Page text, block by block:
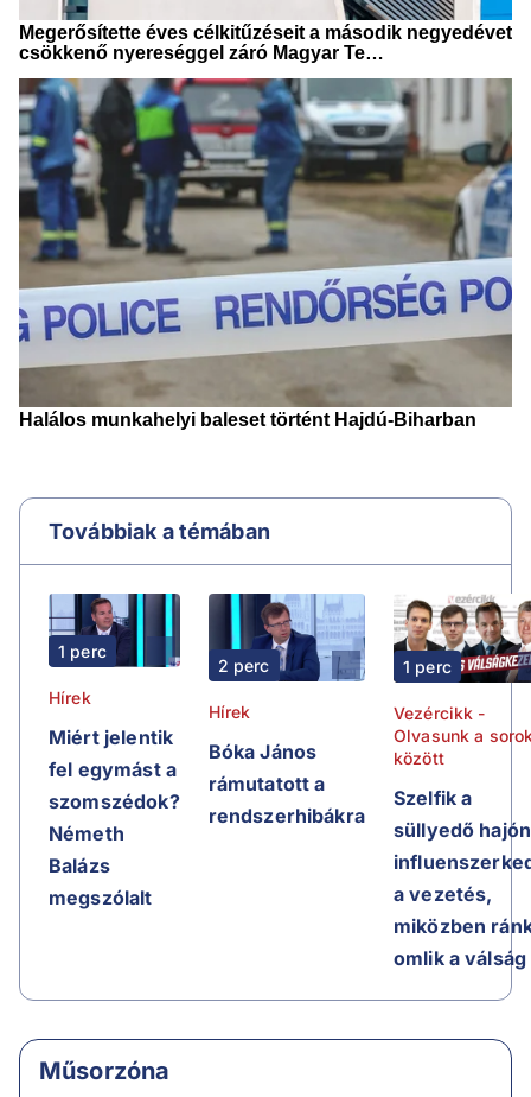
Továbbiak a témában
1 perc
Hírek
Miért jelentik
fel egymást a
szomszédok?
Németh
Balázs
megszólalt
2 perc
Hírek
Bóka János
rámutatott a
rendszerhibákra
1 perc
Vezércikk -
Olvasunk a
között
Szelfik a
süllyedő
a vezetés,
miközben
omlik a válság
Műsorzóna